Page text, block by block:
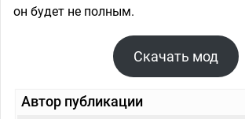
он будет не полным.
Скачать мод
Автор публикации